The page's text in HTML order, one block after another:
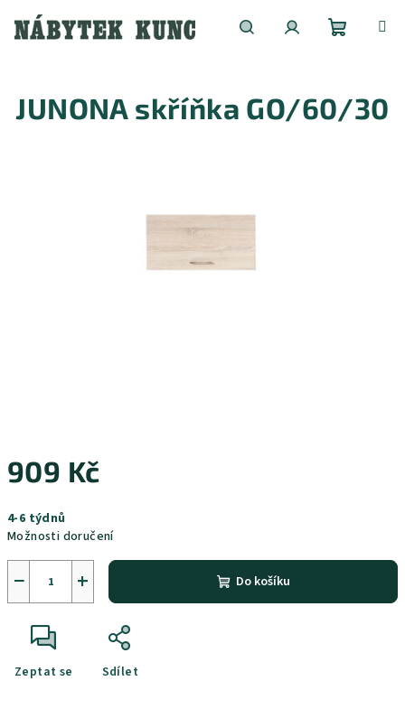
obsah
košík
909 Kč
cena:
4-6 týdnů
Možnosti doručení
+
− Do košíku
Zeptat se Sdílet
JUNONA skříňka GO/60/30